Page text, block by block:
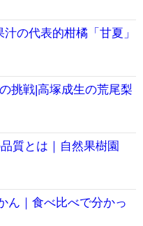
の代表的柑橘「甘夏」
挑戦|高塚成生の荒尾梨
質とは｜自然果樹園
ん｜食べ比べで分かっ